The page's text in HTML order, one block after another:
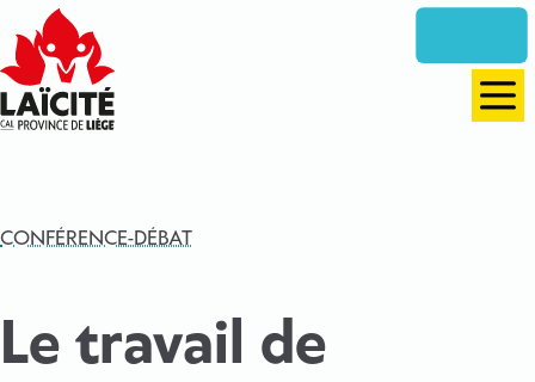
directement
vers
le
contenu
CONFÉRENCE-DÉBAT
Le travail de